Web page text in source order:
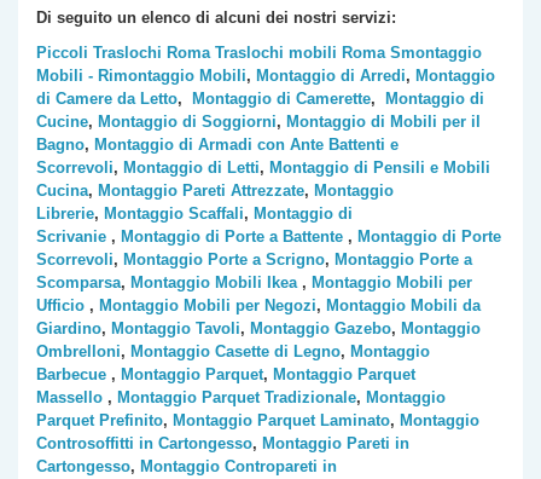
Di seguito un elenco di alcuni dei nostri servizi:
Piccoli Traslochi Roma Traslochi mobili Roma Smontaggio
Mobili - Rimontaggio Mobili, Montaggio di Arredi, Montaggio
di Camere da Letto, Montaggio di Camerette,
Montaggio di
Cucine, Montaggio di Soggiorni, Montaggio di Mobili per il
Bagno, Montaggio di Armadi con Ante Battenti e
Scorrevoli, Montaggio di Letti, Montaggio di Pensili e Mobili
Cucina, Montaggio Pareti Attrezzate, Montaggio
Librerie, Montaggio Scaffali, Montaggio di
Scrivanie , Montaggio di Porte a Battente , Montaggio di Porte
Scorrevoli, Montaggio Porte a Scrigno, Montaggio Porte a
Scomparsa, Montaggio Mobili Ikea, Montaggio Mobili per
Ufficio , Montaggio Mobili per Negozi, Montaggio Mobili da
Giardino, Montaggio Tavoli, Montaggio Gazebo, Montaggio
Ombrelloni, Montaggio Casette di Legno, Montaggio
Barbecue , Montaggio Parquet, Montaggio Parquet
Massello , Montaggio Parquet Tradizionale, Montaggio
Parquet Prefinito, Montaggio Parquet Laminato, Montaggio
Controsoffitti in Cartongesso, Montaggio Pareti in
Cartongesso, Montaggio Contropareti in